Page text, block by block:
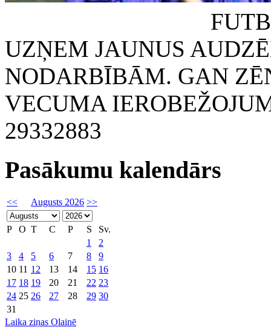
FUTBOLA
UZŅEM JAUNUS
NODARBĪBĀM. GAN
VECUMA
29332883
Pasākumu kalendārs
<< Augusts 2026 >>
P O T C P S
Sv.
1
2
3
4 5 6 7 8
9
10 11 12 13 14 15 16
17 18 19 20 21 22 23
24 25 26 27 28 29 30
31
Laika ziņas Olainē